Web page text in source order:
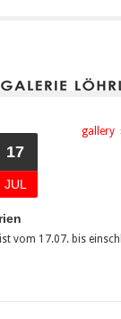
gallery
17
JUL
vom 17.07. bis